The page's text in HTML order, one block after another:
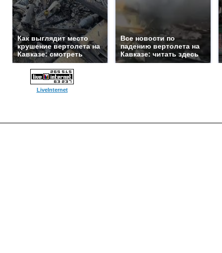
Как выглядит место
крушение вертолета на
Кавказе: смотреть
Все новости по
падению вертолета на
Кавказе: читать здесь
LiveInternet